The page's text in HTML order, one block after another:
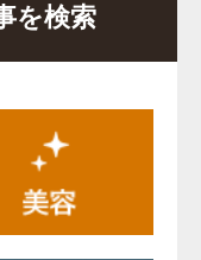
を検索